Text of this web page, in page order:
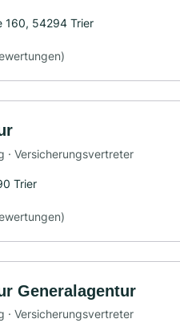
160, 54294 Trier
· Versicherungsvertreter
Trier
Generalagentur
· Versicherungsvertreter